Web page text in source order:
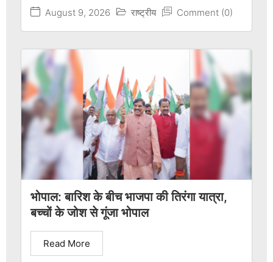
August 9, 2026 राष्ट्रीय Comment (0)
भोपाल: बारिश के बीच भाजपा की तिरंगा यात्रा,
बच्चों के जोश से गूंजा भोपाल
Read More